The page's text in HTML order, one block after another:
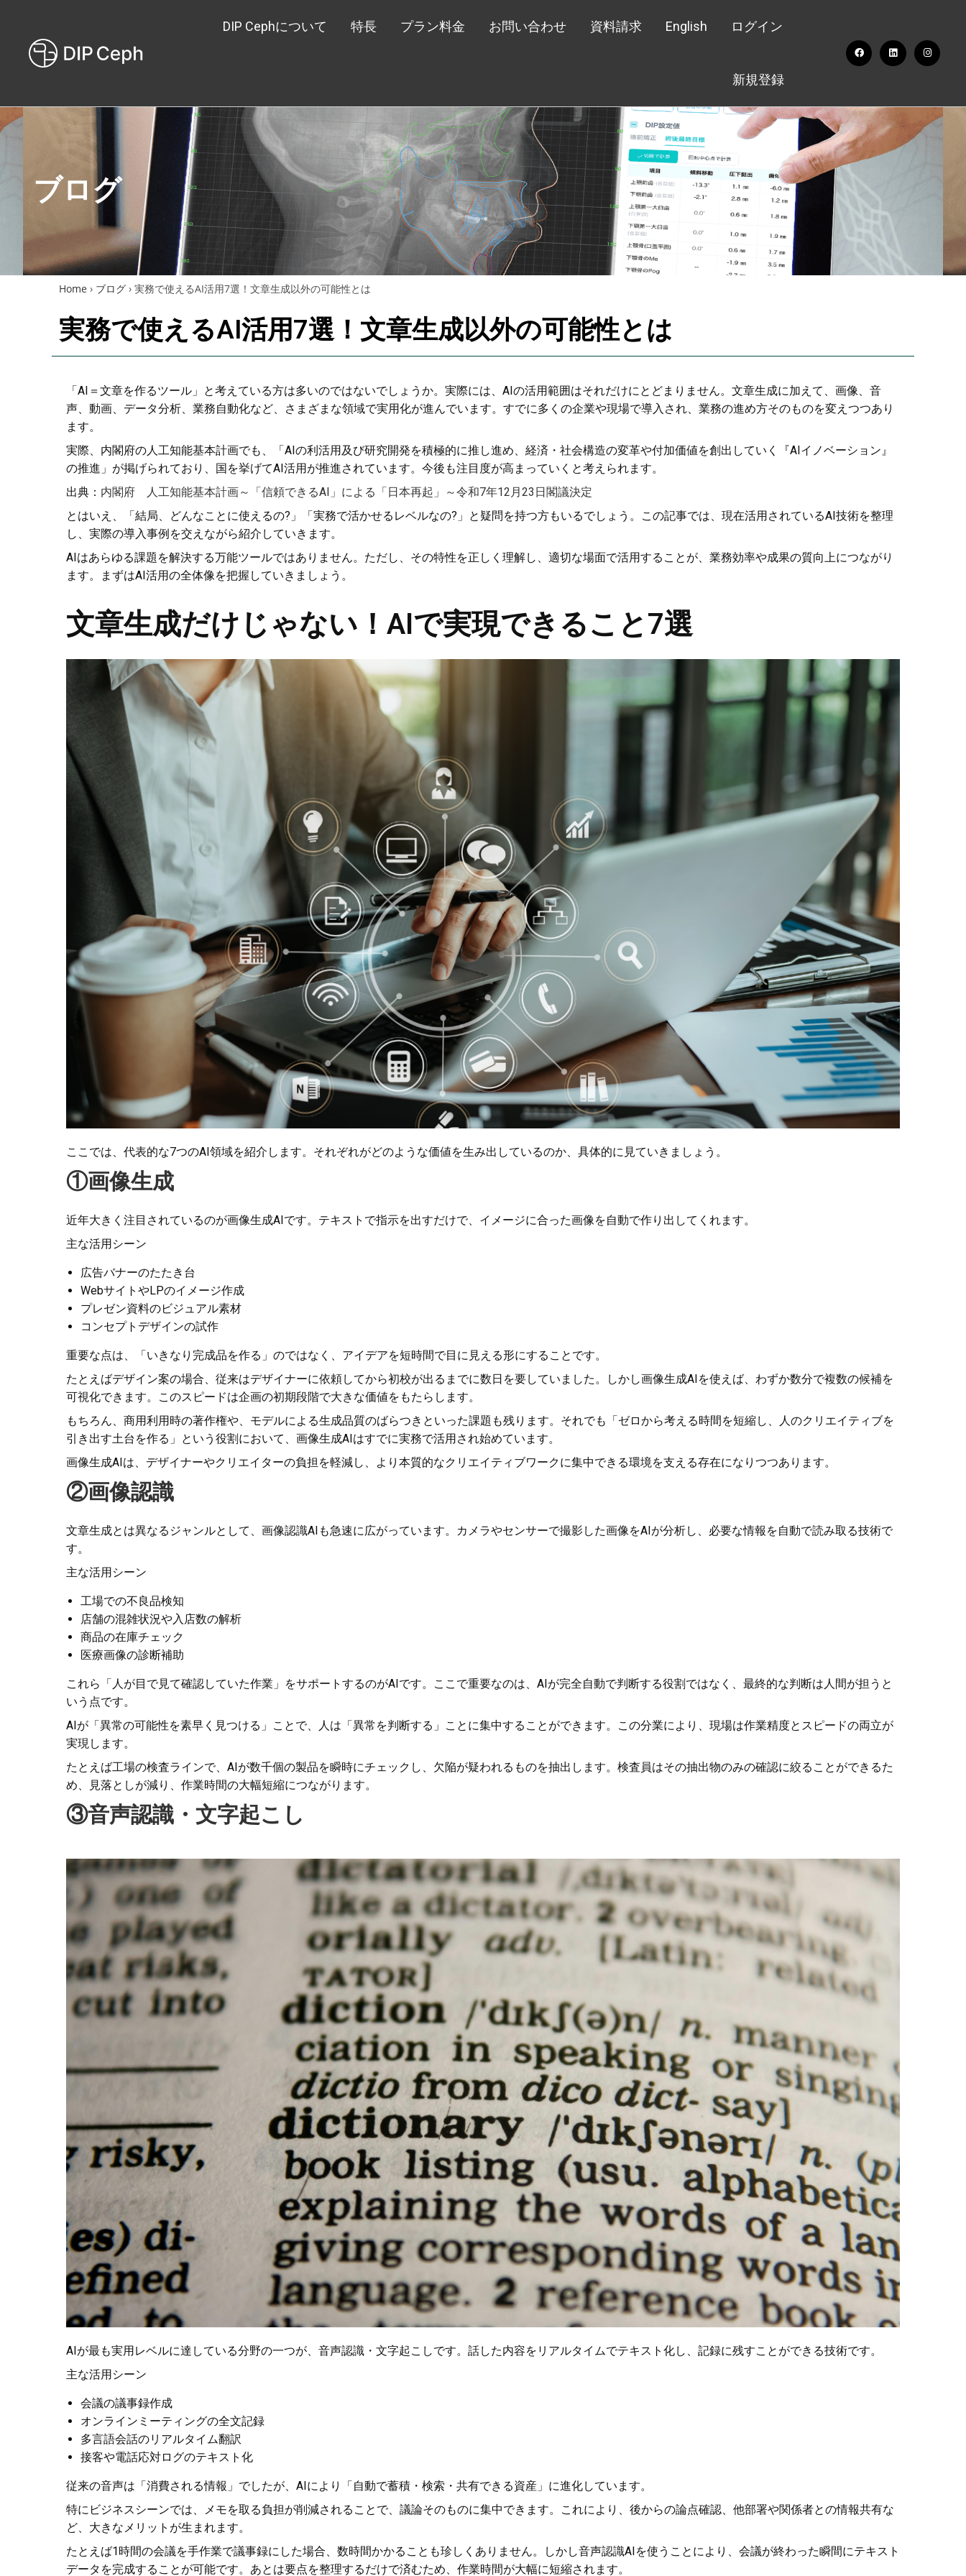
DIP Cephについて 特長 プラン料金 お問い合わせ 資料請求 English ログイン
新規登録
ブログ
Home › ブログ › 実務で使えるAI活用7選！文章生成以外の可能性とは
実務で使えるAI活用7選！文章生成以外の可能性とは
「AI＝文章を作るツール」と考えている方は多いのではないでしょうか。実際には、AIの活用範囲はそれだけにとどまりません。文章生成に加えて、画像、音
声、動画、データ分析、業務自動化など、さまざまな領域で実用化が進んでいます。すでに多くの企業や現場で導入され、業務の進め方そのものを変えつつあり
ます。
実際、内閣府の人工知能基本計画でも、「AIの利活用及び研究開発を積極的に推し進め、経済・社会構造の変革や付加価値を創出していく『AIイノベーション』
の推進」が掲げられており、国を挙げてAI活用が推進されています。今後も注目度が高まっていくと考えられます。
出典： 内閣府 人工知能基本計画～「信頼できるAI」による「日本再起」～令和7年12月23日閣議決定
とはいえ、「結局、どんなことに使えるの?」「実務で活かせるレベルなの?」と疑問を持つ方もいるでしょう。この記事では、現在活用されているAI技術を整理
し、実際の導入事例を交えながら紹介していきます。
AIはあらゆる課題を解決する万能ツールではありません。ただし、その特性を正しく理解し、適切な場面で活用することが、業務効率や成果の質向上につながり
ます。まずはAI活用の全体像を把握していきましょう。
文章生成だけじゃない！AIで実現できること7選
ここでは、代表的な7つのAI領域を紹介します。それぞれがどのような価値を生み出しているのか、具体的に見ていきましょう。
①画像生成
近年大きく注目されているのが画像生成AIです。テキストで指示を出すだけで、イメージに合った画像を自動で作り出してくれます。
主な活用シーン
広告バナーのたたき台
WebサイトやLPのイメージ作成
プレゼン資料のビジュアル素材
コンセプトデザインの試作
重要な点は、「いきなり完成品を作る」のではなく、アイデアを短時間で目に見える形にすることです。
たとえばデザイン案の場合、従来はデザイナーに依頼してから初校が出るまでに数日を要していました。しかし画像生成AIを使えば、わずか数分で複数の候補を
可視化できます。このスピードは企画の初期段階で大きな価値をもたらします。
もちろん、商用利用時の著作権や、モデルによる生成品質のばらつきといった課題も残ります。それでも「ゼロから考える時間を短縮し、人のクリエイティブを
引き出す土台を作る」という役割において、画像生成AIはすでに実務で活用され始めています。
画像生成AIは、デザイナーやクリエイターの負担を軽減し、より本質的なクリエイティブワークに集中できる環境を支える存在になりつつあります。
②画像認識
文章生成とは異なるジャンルとして、画像認識AIも急速に広がっています。カメラやセンサーで撮影した画像をAIが分析し、必要な情報を自動で読み取る技術で
す。
主な活用シーン
工場での不良品検知
店舗の混雑状況や入店数の解析
商品の在庫チェック
医療画像の診断補助
これら「人が目で見て確認していた作業」をサポートするのがAIです。ここで重要なのは、AIが完全自動で判断する役割ではなく、最終的な判断は人間が担うと
いう点です。
AIが「異常の可能性を素早く見つける」ことで、人は「異常を判断する」ことに集中することができます。この分業により、現場は作業精度とスピードの両立が
実現します。
たとえば工場の検査ラインで、AIが数千個の製品を瞬時にチェックし、欠陥が疑われるものを抽出します。検査員はその抽出物のみの確認に絞ることができるた
め、見落としが減り、作業時間の大幅短縮につながります。
③音声認識・文字起こし
AIが最も実用レベルに達している分野の一つが、音声認識・文字起こしです。話した内容をリアルタイムでテキスト化し、記録に残すことができる技術です。
主な活用シーン
会議の議事録作成
オンラインミーティングの全文記録
多言語会話のリアルタイム翻訳
接客や電話応対ログのテキスト化
従来の音声は「消費される情報」でしたが、AIにより「自動で蓄積・検索・共有できる資産」に進化しています。
特にビジネスシーンでは、メモを取る負担が削減されることで、議論そのものに集中できます。これにより、後からの論点確認、他部署や関係者との情報共有な
ど、大きなメリットが生まれます。
たとえば1時間の会議を手作業で議事録にした場合、数時間かかることも珍しくありません。しかし音声認識AIを使うことにより、会議が終わった瞬間にテキスト
データを完成することが可能です。あとは要点を整理するだけで済むため、作業時間が大幅に短縮されます。